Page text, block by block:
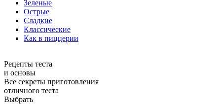
Зеленые
Острые
Сладкие
Классические
Как в пиццерии
Рецепты теста
и основы
Все секреты приготовления
отличного теста
Выбрать